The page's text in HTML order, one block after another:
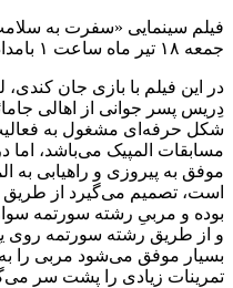
فیلم سینمایی «سفرت به
جمعه ۱۸ تیر ماه ساعت ۱ بامداد از شبکه دو سیما پخش می‌شود.
در این فیلم با بازی جان
دِریس پسر جوانی از اهالی
شکل حرفه‌ای مشغول به
مسابقات المپیک می‌باشد، اما
موفق به پیروزی و راهیابی به
است، تصمیم می‌گیرد از
بوده و مربیِ رشته سورتمه
و از طریق رشته سورتمه روی
بسیار موفق می‌شود مربی را
تمرینات زیادی را پشت سر